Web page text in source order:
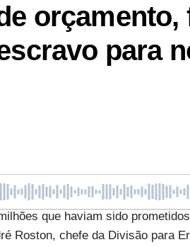
para
que haviam sido
Roston, chefe da Divisão para